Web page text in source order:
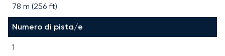
78 m (256 ft)
Numero di pista/e
1